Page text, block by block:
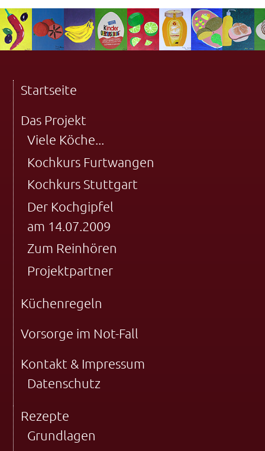
Startseite
Das Projekt
Viele Köche...
Kochkurs Furtwangen
Kochkurs Stuttgart
Der Kochgipfel
am 14.07.2009
Zum Reinhören
Projektpartner
Küchenregeln
Vorsorge im Not-Fall
Kontakt & Impressum
Datenschutz
Rezepte
Grundlagen